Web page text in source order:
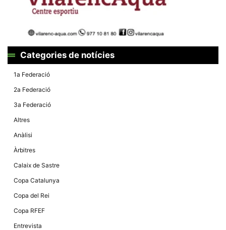
Categories de notícies
1a Federació
2a Federació
3a Federació
Altres
Anàlisi
Àrbitres
Calaix de Sastre
Copa Catalunya
Copa del Rei
Copa RFEF
Entrevista